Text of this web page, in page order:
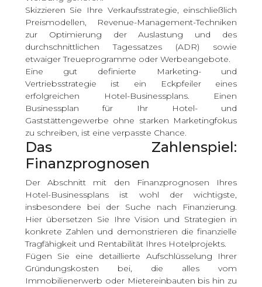
Skizzieren Sie Ihre Verkaufsstrategie, einschließlich
Preismodellen, Revenue-Management-Techniken
zur Optimierung der Auslastung und des
durchschnittlichen Tagessatzes (ADR) sowie
etwaiger Treueprogramme oder Werbeangebote.
Eine gut definierte Marketing- und
Vertriebsstrategie ist ein Eckpfeiler eines
erfolgreichen Hotel-Businessplans. Einen
Businessplan für Ihr Hotel- und
Gaststättengewerbe ohne starken Marketingfokus
zu schreiben, ist eine verpasste Chance.
Das Zahlenspiel:
Finanzprognosen
Der Abschnitt mit den Finanzprognosen Ihres
Hotel-Businessplans ist wohl der wichtigste,
insbesondere bei der Suche nach Finanzierung.
Hier übersetzen Sie Ihre Vision und Strategien in
konkrete Zahlen und demonstrieren die finanzielle
Tragfähigkeit und Rentabilität Ihres Hotelprojekts.
Fügen Sie eine detaillierte Aufschlüsselung Ihrer
Gründungskosten bei, die alles vom
Immobilienerwerb oder Mietereinbauten bis hin zu